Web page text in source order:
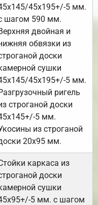
45х195+/-5 мм.
шагом 590 мм.
двойная и
обвязки из
доски
сушки
45х195+/-5 мм.
ригель
строганой доски
5 мм.
из строганой
20х95 мм.
каркаса из
доски
сушки
5 мм. с шагом